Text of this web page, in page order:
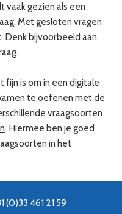
vaak gezien als een
Met gesloten vragen
Denk bijvoorbeeld aan
fijn is om in een digitale
te oefenen met de
vraagsoorten
. Hiermee ben je goed
in het
(0)33 461 21 59